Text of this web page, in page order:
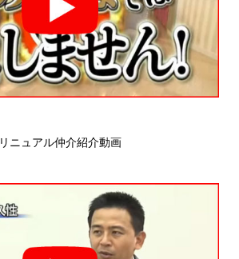
リニュアル仲介紹介動画